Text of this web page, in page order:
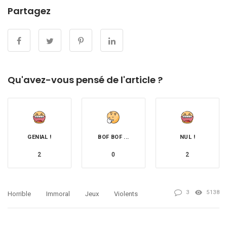
Partagez
Qu'avez-vous pensé de l'article ?
GENIAL !
2
BOF BOF ...
0
NUL !
2
Horrible Immoral Jeux Violents 3 5138